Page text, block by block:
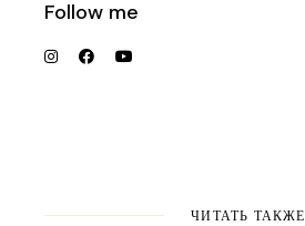
Follow me
ЧИТАТЬ ТАКЖЕ